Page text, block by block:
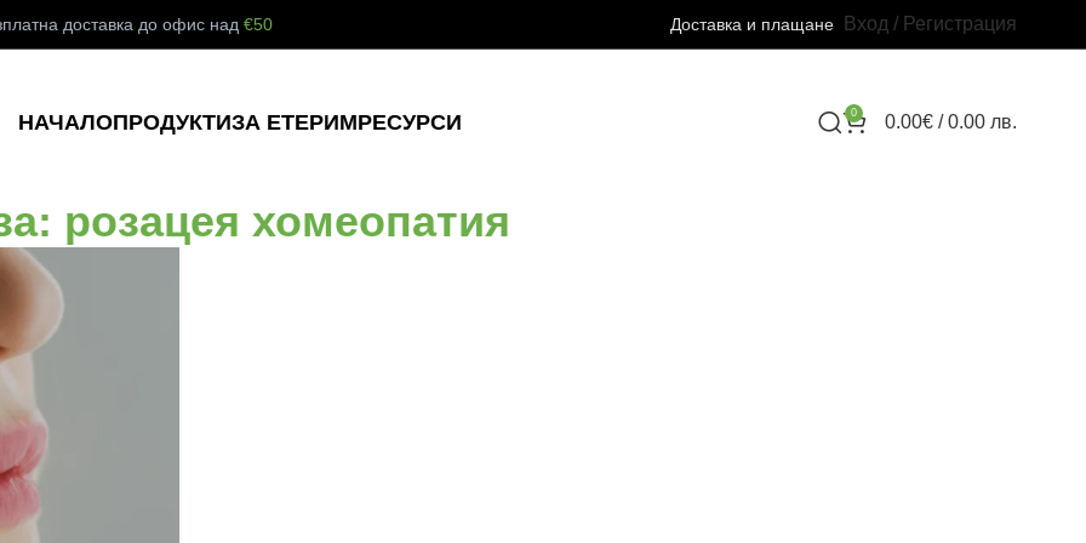
доставка до офис над€50 Доставка и плащане Вход / Регистрация
НАЧАЛОПРОДУКТИЗА ЕТЕРИМРЕСУРСИ 0 0.00€/ 0.00 лв.
розацея хомеопатия